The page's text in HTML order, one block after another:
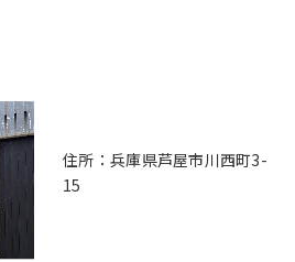
住所：兵庫県芦屋市川西町3-
15